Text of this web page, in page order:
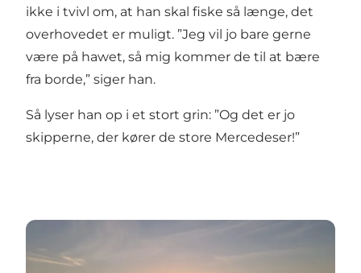
ikke i tvivl om, at han skal fiske så længe, det
overhovedet er muligt. ”Jeg vil jo bare gerne
være på hawet, så mig kommer de til at bære
fra borde,” siger han.
Så lyser han op i et stort grin: ”Og det er jo
skipperne, der kører de store Mercedeser!”